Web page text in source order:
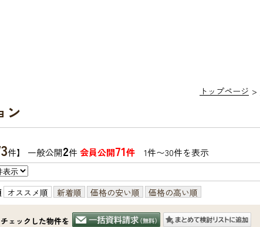
トップページ
ン
件】 一般公開2件会員公開71件 1件〜30件を表示
オススメ順 新着順 価格の安い順 価格の高い順
チェックした物件を